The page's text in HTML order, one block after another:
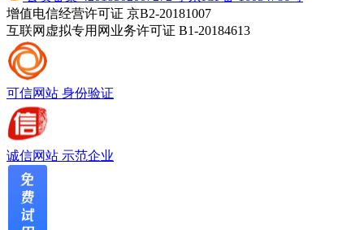
增值电信经营许可证 京B2-20181007
互联网虚拟专用网业务许可证 B1-20184613
可信网站 身份验证
诚信网站 示范企业